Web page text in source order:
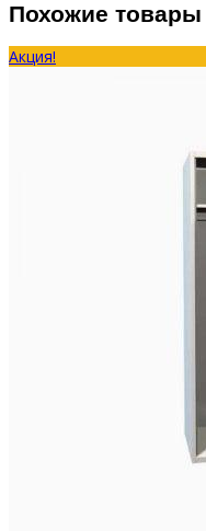
Похожие товары
Акция!